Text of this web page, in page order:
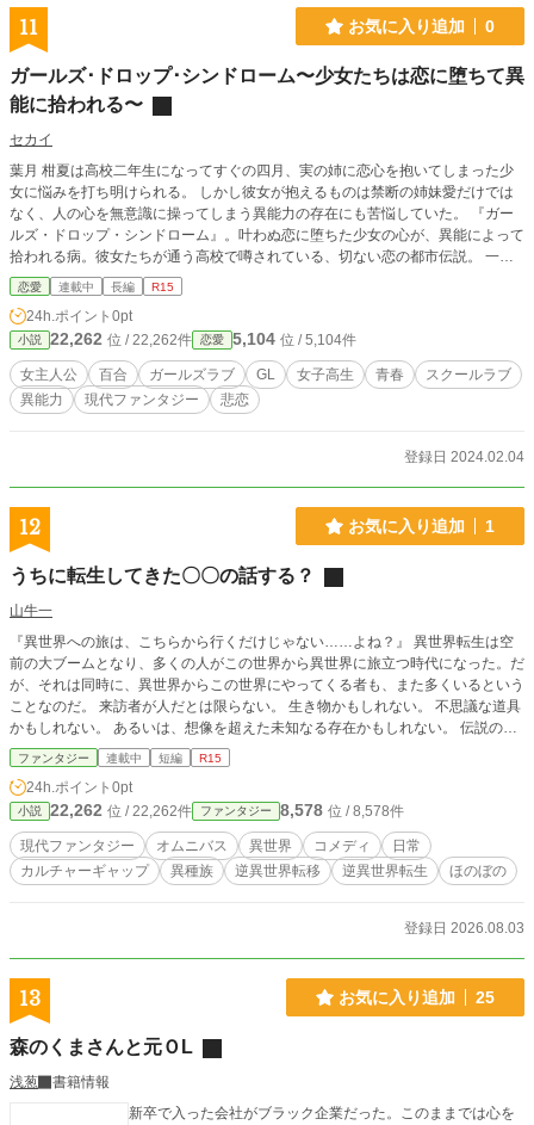
11 お気に入り追加 0
ガールズ･ドロップ･シンドローム〜少女たちは恋に堕ちて異
能に拾われる〜
セカイ
葉月 柑夏は高校二年生になってすぐの四月、実の姉に恋心を抱いてしまった少
女に悩みを打ち明けられる。 しかし彼女が抱えるものは禁断の姉妹愛だけでは
なく、人の心を無意識に操ってしまう異能力の存在にも苦悩していた。 『ガー
ルズ・ドロップ・シンドローム』。叶わぬ恋に堕ちた少女の心が、異能によって
拾われる病。彼女たちが通う高校で噂されている、切ない恋の都市伝説。 一人
でいることを好み人と関わらずにいた柑夏は、しかしその少女との出会いをきっ
かけに、難しい恋への葛藤と望まぬ異能力に苦しむ少女たちに関わっていくこと
となる。 面倒ごとに巻き込まれることに辟易しながら、唯一心を許す大好きな
先輩に甘え励まされながら、柑夏は少しずつ少女たちの心に触れていく。 恋と
異能、二つの苦しみを抱える少女たちに手を差しのべる、孤独な少女の恋の物
語。 ※本楽品は、百合作品・ガールズラブ作品です。 ※他サイト(カクヨム・ノ
ベルアッププラス・アルファポリス)でも掲載。
恋愛 連載中 長編 R15
24h.ポイント 0pt
小説 22,262 位 / 22,262件 恋愛 5,104 位 / 5,104件
女主人公 百合 ガールズラブ GL 女子高生 青春
スクールラブ
異能力
現代ファンタジー 悲恋
登録日 2024.02.04
12 お気に入り追加 1
うちに転生してきた〇〇の話する？
山牛一
『異世界への旅は、こちらから行くだけじゃない……よね？』 異世界転生は空
前の大ブームとなり、多くの人がこの世界から異世界に旅立つ時代になった。だ
が、それは同時に、異世界からこの世界にやってくる者も、また多くいるという
ことなのだ。 来訪者が人だとは限らない。 生き物かもしれない。 不思議な道具
かもしれない。 あるいは、想像を超えた未知なる存在かもしれない。 伝説の勇
者が。 美しい人魚が。 イケメンのエルフが。 恐ろしいモンスターが。 もしも彼
らが突然目の前に現れたとしたら。 ――あなたは、どうする？どうなる！？ ☆
単話完結が基本のオムニバスです。 ☆軽微な異種族恋愛表現があります。 ☆現
時点では最大でR15のお話のみです。
ファンタジー 連載中 短編 R15
24h.ポイント 0pt
小説 22,262 位 / 22,262件 ファンタジー 8,578 位 / 8,578件
現代ファンタジー オムニバス 異世界 コメディ
日常
カルチャーギャップ
異種族 逆異世界転移 逆異世界転生 ほのぼの
登録日 2026.08.03
13 お気に入り追加 25
森のくまさんと元ＯL
浅葱
書籍情報
新卒で入った会社がブラック企業だった。このままでは心を